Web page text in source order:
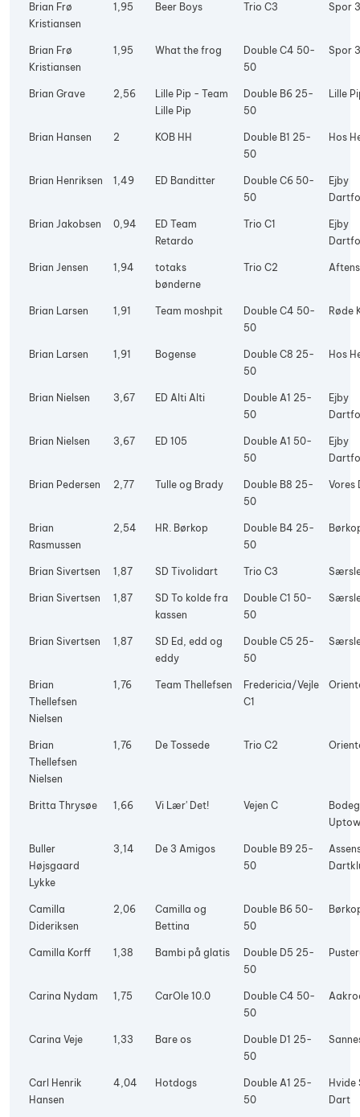
Brian Frø
Kristiansen
1,95 Beer Boys Trio C3 Spor 3
Brian Frø
Kristiansen
1,95 What the frog
Double C4 50-
50
Spor 3
Brian Grave 2,56
Lille Pip - Team
Lille Pip
Double B6 25-
50
Lille
Brian Hansen 2 KOB HH
Double B1 25-
50
Hos
Brian Henriksen 1,49 ED Banditter
Double C6 50-
50
Ejby
Brian Jakobsen 0,94
ED Team
Retardo
Trio C1
Ejby
Brian Jensen 1,94
totaks
bønderne
Trio C2
Brian Larsen 1,91 Team moshpit
Double C4 50-
50
Røde
Brian Larsen 1,91 Bogense
Double C8 25-
50
Hos
Brian Nielsen 3,67 ED Alti Alti
Double A1 25-
50
Ejby
Brian Nielsen 3,67 ED 105
Double A1 50-
50
Ejby
Brian Pedersen 2,77 Tulle og Brady
Double B8 25-
50
Vores
Brian
Rasmussen
2,54 HR. Børkop
Double B4 25-
50
Brian Sivertsen 1,87 SD Tivolidart Trio C3
Brian Sivertsen 1,87
SD To kolde fra
kassen
Double C1 50-
50
Brian Sivertsen 1,87
SD Ed, edd og
eddy
Double C5 25-
50
Brian
Thellefsen
Nielsen
1,76 Team Thellefsen
Fredericia/Vejle
C1
Brian
Thellefsen
Nielsen
1,76 De Tossede Trio C2
Britta Thrysøe 1,66 Vi Lær' Det! Vejen C
Buller
Højsgaard
Lykke
3,14 De 3 Amigos
Double B9 25-
50
Camilla
Dideriksen
2,06
Camilla og
Bettina
Double B6 50-
50
Camilla Korff 1,38 Bambi på glatis
Double D5 25-
50
Carina Nydam 1,75 CarOle 10.0
Double C4 50-
50
Carina Veje 1,33 Bare os
Double D1 25-
50
Carl Henrik
Hansen
4,04 Hotdogs
Double A1 25-
50
Hvide
Dart